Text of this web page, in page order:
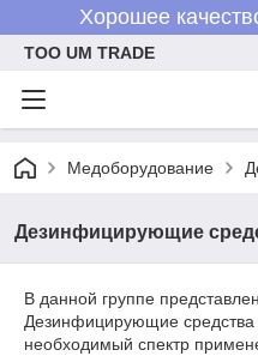
Хорошее
ТОО UM TRADE
Медоборудование
Дезинфицирующие
В данной группе
Дезинфицирующие
необходимый спектр